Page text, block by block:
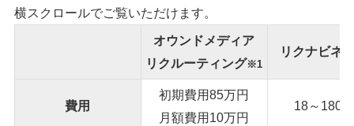
横スクロールでご覧いただけます。
オウンドメディア
リクルーティング※1
リクナビネ
費用
初期費用85万円
月額費用10万円
18～180